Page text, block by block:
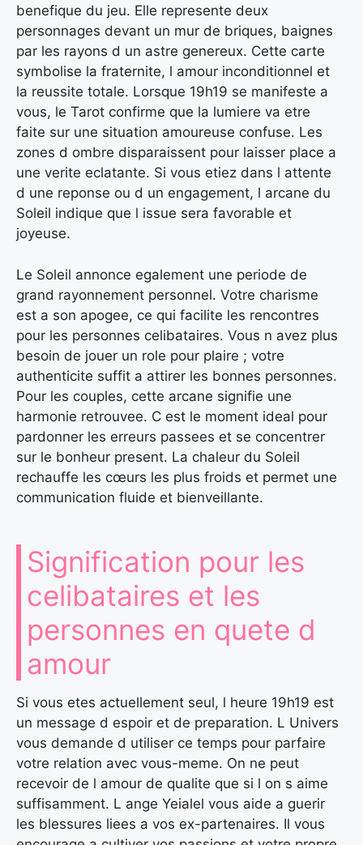
benefique du jeu. Elle represente deux
personnages devant un mur de briques, baignes
par les rayons d un astre genereux. Cette carte
symbolise la fraternite, l amour inconditionnel et
la reussite totale. Lorsque 19h19 se manifeste a
vous, le Tarot confirme que la lumiere va etre
faite sur une situation amoureuse confuse. Les
zones d ombre disparaissent pour laisser place a
une verite eclatante. Si vous etiez dans l attente
d une reponse ou d un engagement, l arcane du
Soleil indique que l issue sera favorable et
joyeuse.
Le Soleil annonce egalement une periode de
grand rayonnement personnel. Votre charisme
est a son apogee, ce qui facilite les rencontres
pour les personnes celibataires. Vous n avez plus
besoin de jouer un role pour plaire ; votre
authenticite suffit a attirer les bonnes personnes.
Pour les couples, cette arcane signifie une
harmonie retrouvee. C est le moment ideal pour
pardonner les erreurs passees et se concentrer
sur le bonheur present. La chaleur du Soleil
rechauffe les cœurs les plus froids et permet une
communication fluide et bienveillante.
Signification pour les
celibataires et les
personnes en quete d
amour
Si vous etes actuellement seul, l heure 19h19 est
un message d espoir et de preparation. L Univers
vous demande d utiliser ce temps pour parfaire
votre relation avec vous-meme. On ne peut
recevoir de l amour de qualite que si l on s aime
suffisamment. L ange Yeialel vous aide a guerir
les blessures liees a vos ex-partenaires. Il vous